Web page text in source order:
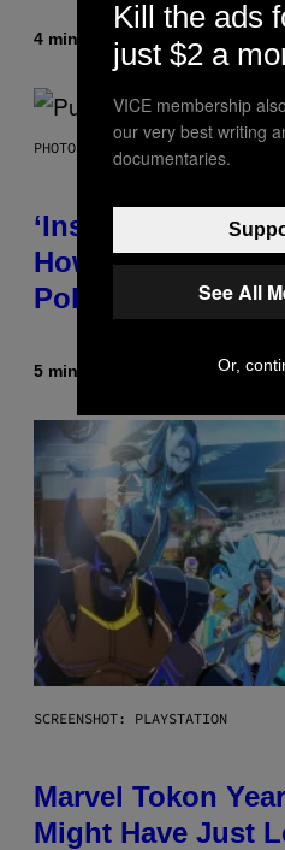
4 minutes ago Brent Koepp
PHOTO BY GIE KNAEPS/GETTY
‘Inspire Without
How a Breakup
Politics Helped
5 minutes ago Stephen
SCREENSHOT: PLAYSTATION
Marvel Tokon
Might Have Just
Kill the ads
just $2 a
VICE membership
our very best writing
documentaries.
See All
Or,